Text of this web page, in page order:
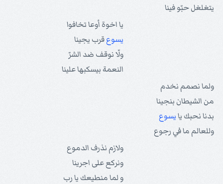
يتغلغل حبّو فينا
يا اخوة أوعا تخافوا
يسوعقرب يجينا
ولّا نوقف ضد الشرّ
النعمة بيسكبها علينا
ولما نصمم نخدم
من الشيطان بنجينا
بدنا نحبك يايسوع
وللعالم ما في رجوع
ولازم نذرف الدموع
ونركع على اجرينا
و لما منطيعك يا رب